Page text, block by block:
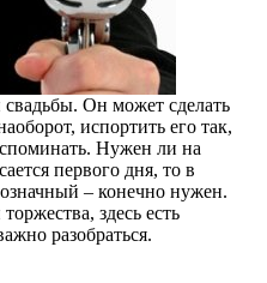
свадьбы. Он может сделать
испортить его так,
Нужен ли на
первого дня, то в
– конечно нужен.
здесь есть
разобраться.